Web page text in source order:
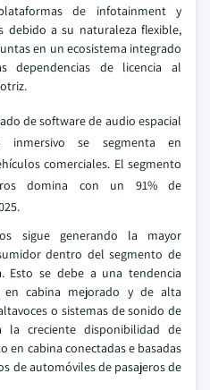
de infotainment y
debido a su naturaleza flexible,
en un ecosistema integrado
dependencias de licencia al
de software de audio espacial
inmersivo se segmenta en
comerciales. El segmento
domina con un 91% de
sigue generando la mayor
dentro del segmento de
Esto se debe a una tendencia
en cabina mejorado y de alta
o sistemas de sonido de
creciente disponibilidad de
en cabina conectadas e basadas
de automóviles de pasajeros de